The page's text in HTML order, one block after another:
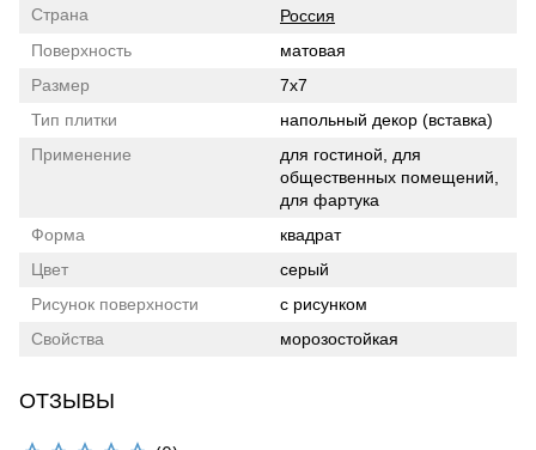
Страна
Россия
Поверхность
матовая
Размер
7x7
Тип плитки
напольный декор (вставка)
Применение
для гостиной, для
общественных помещений,
для фартука
Форма
квадрат
Цвет
серый
Рисунок поверхности
с рисунком
Свойства
морозостойкая
ОТЗЫВЫ